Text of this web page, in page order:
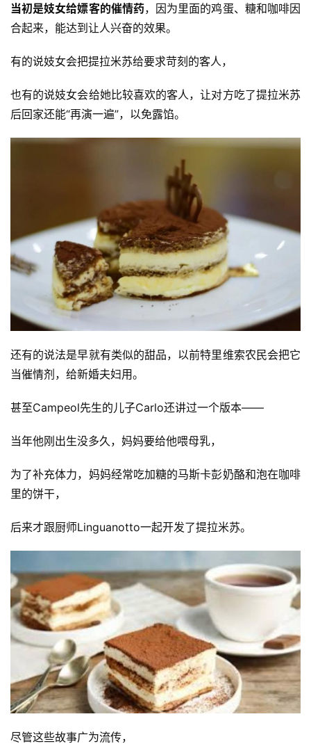
投
当初是妓女给嫖客的催情药，因为里面的鸡蛋、糖和咖啡因
合起来，能达到让人兴奋的效果。
有的说妓女会把提拉米苏给要求苛刻的客人，
也有的说妓女会给她比较喜欢的客人，让对方吃了提拉米苏
后回家还能“再演一遍”，以免露馅。
还有的说法是早就有类似的甜品，以前特里维索农民会把它
当催情剂，给新婚夫妇用。
甚至Campeol先生的儿子Carlo还讲过一个版本——
当年他刚出生没多久，妈妈要给他喂母乳，
为了补充体力，妈妈经常吃加糖的马斯卡彭奶酪和泡在咖啡
里的饼干，
后来才跟厨师Linguanotto一起开发了提拉米苏。
尽管这些故事广为流传，